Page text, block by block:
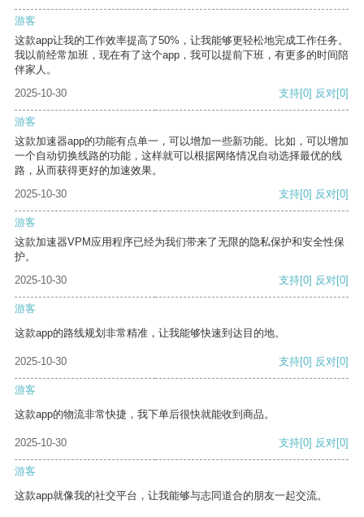
游客
这款app让我的工作效率提高了50%，让我能够更轻松地完成工作任务。
我以前经常加班，现在有了这个app，我可以提前下班，有更多的时间陪
伴家人。
2025-10-30
支持[0] 反对[0]
游客
这款加速器app的功能有点单一，可以增加一些新功能。比如，可以增加
一个自动切换线路的功能，这样就可以根据网络情况自动选择最优的线
路，从而获得更好的加速效果。
2025-10-30
支持[0] 反对[0]
游客
这款加速器VPM应用程序已经为我们带来了无限的隐私保护和安全性保
护。
2025-10-30
支持[0] 反对[0]
游客
这款app的路线规划非常精准，让我能够快速到达目的地。
2025-10-30 支持[0] 反对[0]
游客
这款app的物流非常快捷，我下单后很快就能收到商品。
2025-10-30 支持[0] 反对[0]
游客
这款app就像我的社交平台，让我能够与志同道合的朋友一起交流。